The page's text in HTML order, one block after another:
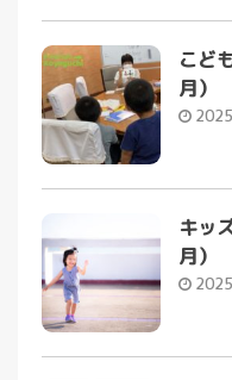
こど
月）
キッ
月）